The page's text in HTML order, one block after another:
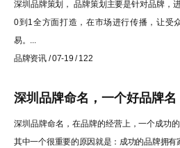
深圳品牌策划， 品牌策划主要是针对品牌，
0到1全方面打造，在市场进行传播，让受
易。...
品牌资讯 / 07-19 / 122
深圳品牌命名，一个好品牌
深圳品牌命名，在品牌的经营上，一个成功
其中一个很重要的原因就是：成功的品牌拥有